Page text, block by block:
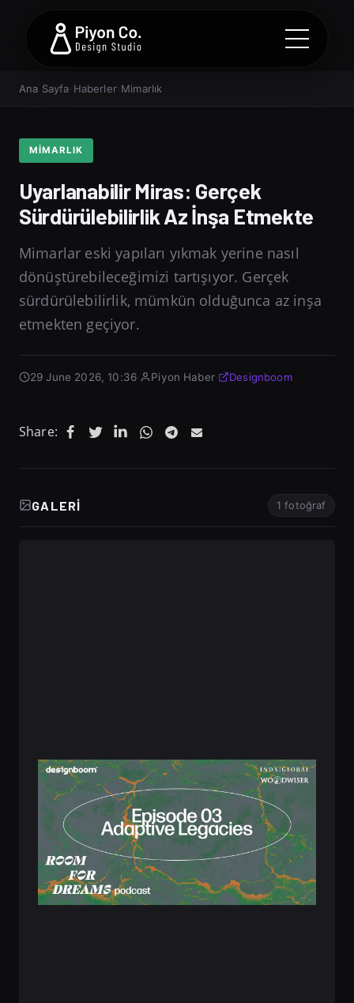
Ana Sayfa Haberler› Mimarlık
MIMARLIK
Uyarlanabilir Miras: Gerçek
Sürdürülebilirlik Az İnşa Etmekte
Mimarlar eski yapıları yıkmak yerine nasıl
dönüştürebileceğimizi tartışıyor. Gerçek
sürdürülebilirlik, mümkün olduğunca az inşa
etmekten geçiyor.
29 June 2026, 10:36 Piyon Haber· Designboom
Share:
GALERI 1 fotoğraf